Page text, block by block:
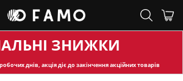
ЗНИЖКИ
днів, акція діє до закінчення акційних товарів